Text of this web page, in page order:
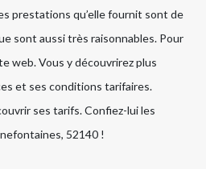
prestations qu’elle fournit sont de
sont aussi très raisonnables. Pour
web. Vous y découvrirez plus
et ses conditions tarifaires.
ses tarifs. Confiez-lui les
52140 !